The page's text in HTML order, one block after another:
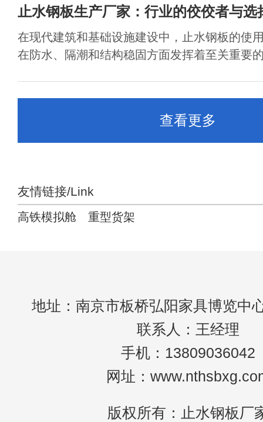
止水钢板生产厂家：行业的佼佼者与选
在现代建筑和基础设施建设中，止水钢板的使
在防水、隔潮和结构稳固方面发挥着至关重要
查看更多
友情链接/Link
高铁模拟舱 重型货架
地址：南京市板桥弘阳家具博览中
联系人：王经理
手机：13809036042
网址：
版权所有：止水钢板厂